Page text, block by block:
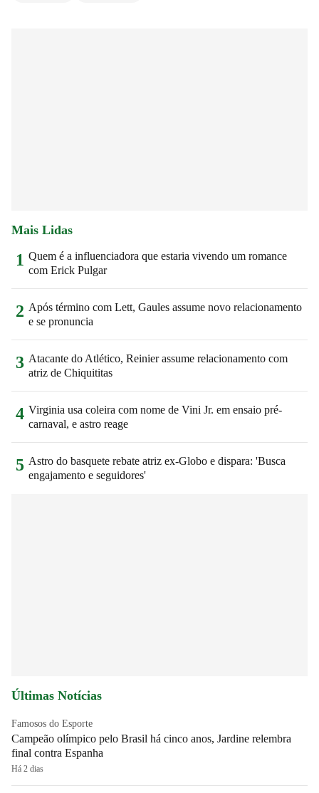
Mais Lidas
1 Quem é a influenciadora que estaria vivendo um romance
com Erick Pulgar
2 Após término com Lett, Gaules assume novo relacionamento
e se pronuncia
3 Atacante do Atlético, Reinier assume relacionamento com
atriz de Chiquititas
4 Virginia usa coleira com nome de Vini Jr. em ensaio pré-
carnaval, e astro reage
5 Astro do basquete rebate atriz ex-Globo e dispara: 'Busca
engajamento e seguidores'
Últimas Notícias
Famosos do Esporte
Campeão olímpico pelo Brasil há cinco anos, Jardine relembra
final contra Espanha
Há 2 dias